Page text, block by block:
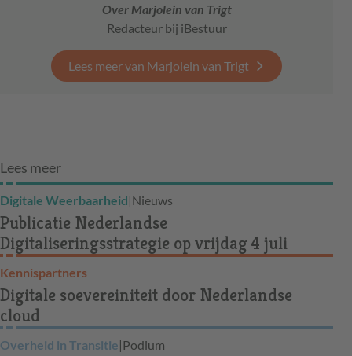
Over Marjolein van Trigt
Redacteur bij iBestuur
Lees meer van Marjolein van Trigt
Lees meer
Digitale Weerbaarheid|Nieuws
Publicatie Nederlandse
Digitaliseringsstrategie op vrijdag 4 juli
Kennispartners
Digitale soevereiniteit door Nederlandse
cloud
Overheid in Transitie|Podium